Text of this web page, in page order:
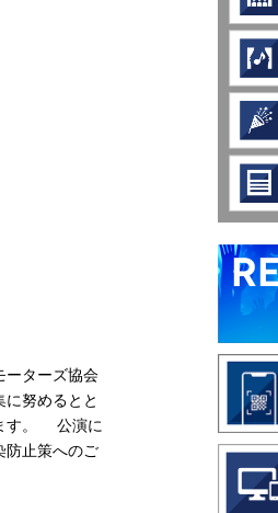
ーターズ協会
努めるとと
す。 公演に
防止策へのご